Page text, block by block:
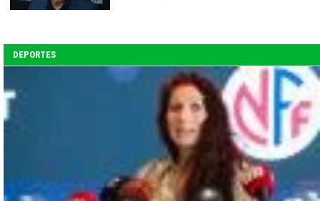
DEPORTES